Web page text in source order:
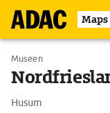
Maps
Museen
Husum